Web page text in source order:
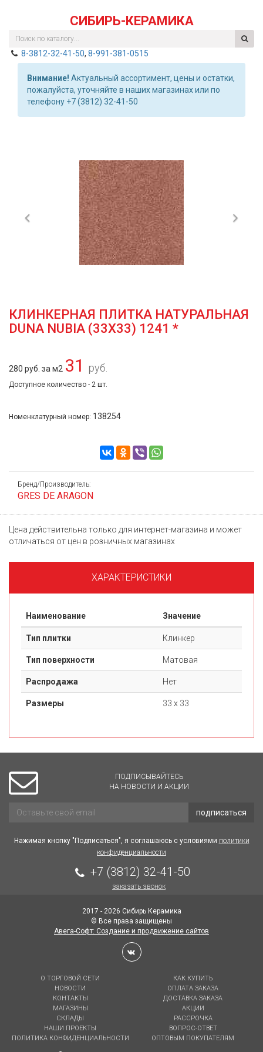
СИБИРЬ-КЕРАМИКА
8-3812-32-41-50, 8-991-381-0515
Внимание! Актуальный ассортимент, цены и остатки,
пожалуйста, уточняйте в наших магазинах или по
телефону +7 (3812) 32-41-50
Previous
КЛИНКЕРНАЯ ПЛИТКА НАТУРАЛЬНАЯ
DUNA NUBIA (33Х33) 1241 *
280 руб. за м2 31 руб.
Доступное количество - 2 шт.
Номенклатурный номер: 138254
Бренд/Производитель:
GRES DE ARAGON
Цена действительна только для интернет-магазина и может
отличаться от цен в розничных магазинах
ХАРАКТЕРИСТИКИ
Наименование Значение
Тип плитки Клинкер
Тип поверхности Матовая
Распродажа Нет
Размеры 33 х 33
ПОДПИСЫВАЙТЕСЬ
НА НОВОСТИ И АКЦИИ
подписаться
Нажимая кнопку "Подписаться", я соглашаюсь с условиями политики
конфиденциальности
+7 (3812) 32-41-50
заказать звонок
2017 - 2026 Сибирь Керамика
© Все права защищены
Авега-Софт: Создание и продвижение сайтов
О ТОРГОВОЙ СЕТИ
НОВОСТИ
КОНТАКТЫ
МАГАЗИНЫ
СКЛАДЫ
НАШИ ПРОЕКТЫ
ПОЛИТИКА КОНФИДЕНЦИАЛЬНОСТИ
КАК КУПИТЬ
ОПЛАТА ЗАКАЗА
ДОСТАВКА ЗАКАЗА
АКЦИИ
РАССРОЧКА
ВОПРОС-ОТВЕТ
ОПТОВЫМ ПОКУПАТЕЛЯМ